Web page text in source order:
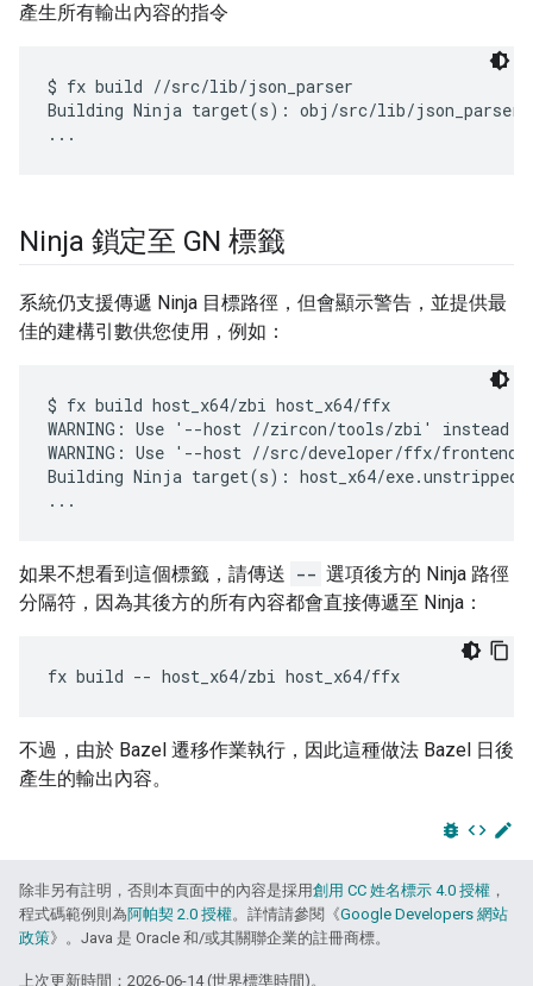
產生所有輸出內容的指令
$ fx build //src/lib/json_parser
Building Ninja target(s): obj/src/lib/json_parser/
Ninja 鎖定至 GN 標籤
系統仍支援傳遞 Ninja 目標路徑，但會顯示警告，並提供最
佳的建構引數供您使用，例如：
$ fx build host_x64/zbi host_x64/ffx
WARNING: Use '--host //zircon/tools/zbi' instead
WARNING: Use '--host //src/developer/ffx/
Building Ninja target(s): host_x64/
如果不想看到這個標籤，請傳送 -- 選項後方的 Ninja 路徑
分隔符，因為其後方的所有內容都會直接傳遞至 Ninja：
fx build -- host_x64/zbi
不過，由於 Bazel 遷移作業執行，因此這種做法 Bazel 日後
產生的輸出內容。
bug_report code edit
除非另有註明，否則本頁面中的內容是採用創用 CC 姓名標示 4.0 授權 ，
程式碼範例則為阿帕契 2.0 授權。詳情請參閱《Google Developers 網站
政策》。Java 是 Oracle 和/或其關聯企業的註冊商標。
上次更新時間：2026-06-14 (世界標準時間)。